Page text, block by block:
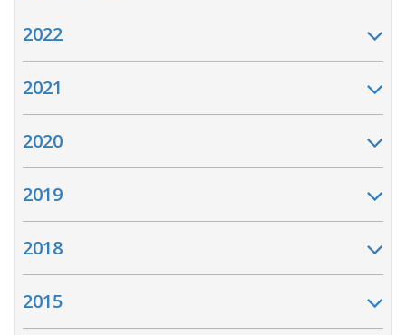
2022
2021
2020
2019
2018
2015